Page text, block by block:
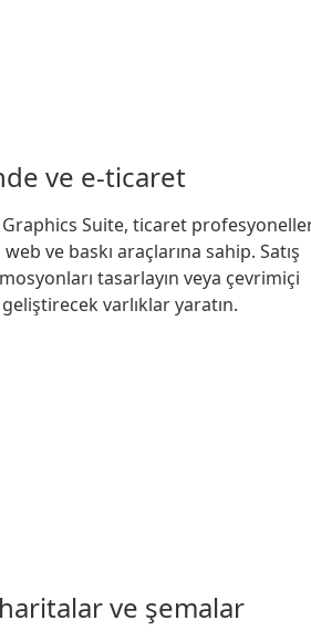
ve e-ticaret
Graphics Suite, ticaret
ve baskı araçlarına sahip. Satış
tasarlayın veya çevrimiçi
geliştirecek varlıklar yaratın.
ve şemalar